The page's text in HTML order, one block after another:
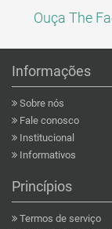
Ouça The
Informações
Sobre nós
Fale conosco
Institucional
Informativos
Princípios
Termos de serviço